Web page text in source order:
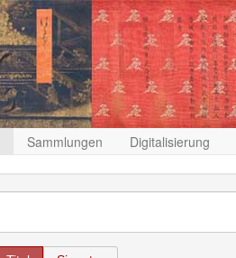
Sammlungen Digitalisierung